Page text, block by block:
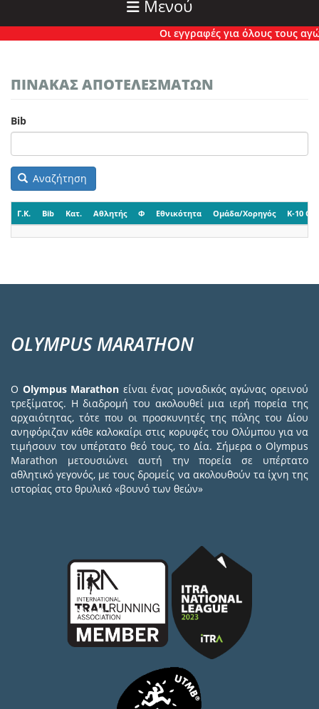
Μενού
Οι εγγραφές για όλους τους
ΠΙΝΑΚΑΣ ΑΠΟΤΕΛΕΣΜΑΤΩΝ
Bib
Αναζήτηση
Γ.Κ. Bib Κατ. Αθλητής Φ Εθνικότητα Ομάδα/Χορηγός K-10
OLYMPUS MARATHON
Ο Olympus Marathon είναι ένας μοναδικός αγώνας ορεινού
τρεξίματος. Η διαδρομή του ακολουθεί μια ιερή πορεία της
αρχαιότητας, τότε που οι προσκυνητές της πόλης του Δίου
ανηφόριζαν κάθε καλοκαίρι στις κορυφές του Ολύμπου για να
τιμήσουν τον υπέρτατο θεό τους, το Δία. Σήμερα ο Olympus
Marathon μετουσιώνει αυτή την πορεία σε υπέρτατο
αθλητικό γεγονός, με τους δρομείς να ακολουθούν τα ίχνη της
ιστορίας στο θρυλικό «βουνό των θεών»